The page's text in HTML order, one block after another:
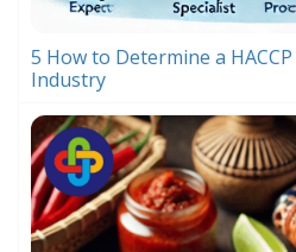
5 How to Determine a
Industry